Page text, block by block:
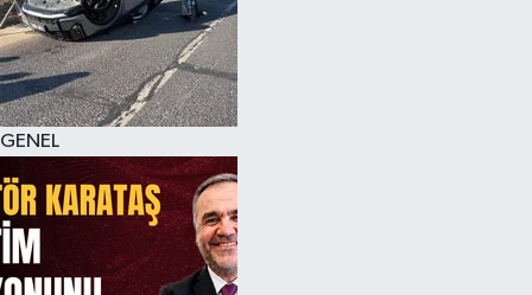
GENEL
KÜLTÜR SANAT
MAGAZİN
SAĞLIK
SİYASET
SPOR